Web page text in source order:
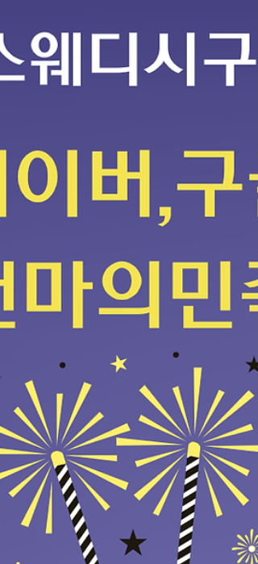
적 부담이 적은 방식으로 일을 배우는 경우가 많습
니다. 물론 업소마다 방식은 다르지만 초보자를 받
는 곳에서는 기본적인 마사지 방법이나 손 압력, 동
작 등을 설명해 주는 경우가 일반적입니다. 스웨디